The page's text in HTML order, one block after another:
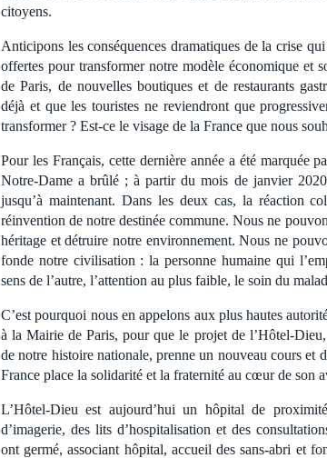
citoyens.
Anticipons les conséquences dramatiques de la crise
offertes pour transformer notre modèle économique et
de Paris, de nouvelles boutiques et de restaurants
déjà et que les touristes ne reviendront que
transformer ? Est-ce le visage de la France que nous
Pour les Français, cette dernière année a été marquée
Notre-Dame a brûlé ; à partir du mois de janvier
jusqu’à maintenant. Dans les deux cas, la réaction
réinvention de notre destinée commune. Nous ne
héritage et détruire notre environnement. Nous ne
fonde notre civilisation : la personne humaine qui
sens de l’autre, l’attention au plus faible, le soin du
C’est pourquoi nous en appelons aux plus hautes
à la Mairie de Paris, pour que le projet de l’Hôtel-
de notre histoire nationale, prenne un nouveau cours et
France place la solidarité et la fraternité au cœur de son
L’Hôtel-Dieu est aujourd’hui un hôpital de
d’imagerie, des lits d’hospitalisation et des
ont germé, associant hôpital, accueil des sans-abri et